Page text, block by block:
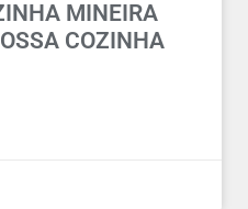
MINEIRA
COZINHA